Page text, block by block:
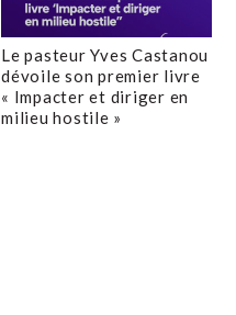
Le pasteur Yves Castanou
dévoile son premier livre
« Impacter et diriger en
milieu hostile »